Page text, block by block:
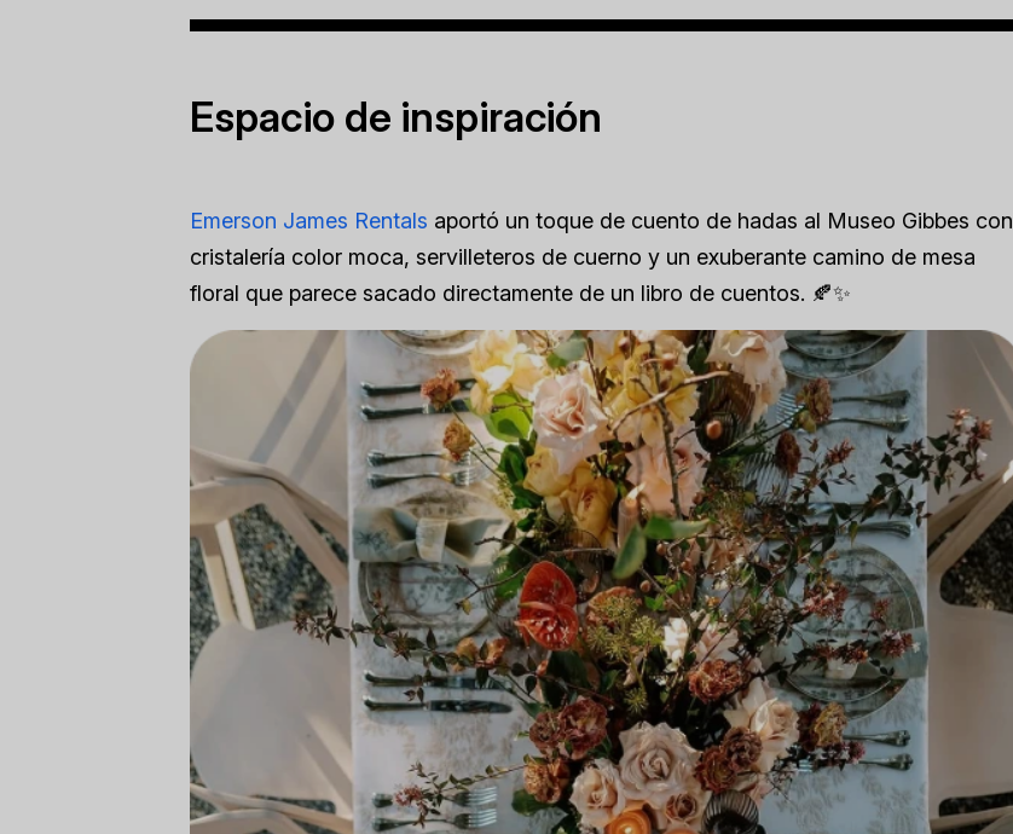
Espacio de inspiración
Emerson James Rentals aportó un toque de cuento de hadas al Museo Gibbes con
cristalería color moca, servilleteros de cuerno y un exuberante camino de mesa
floral que parece sacado directamente de un libro de cuentos. 🍂✨